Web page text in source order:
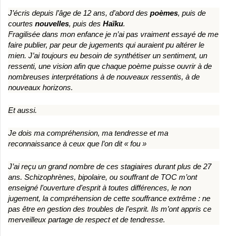
J’écris depuis l’âge de 12 ans, d’abord des poèmes, puis de
courtes nouvelles, puis des Haïku.
Fragilisée dans mon enfance je n’ai pas vraiment essayé de me
faire publier, par peur de jugements qui auraient pu altérer le
mien. J’ai toujours eu besoin de synthétiser un sentiment, un
ressenti, une vision afin que chaque poème puisse ouvrir à de
nombreuses interprétations à de nouveaux ressentis, à de
nouveaux horizons.
Et aussi.
Je dois ma compréhension, ma tendresse et ma
reconnaissance à ceux que l’on dit « fou »
J’ai reçu un grand nombre de ces stagiaires durant plus de 27
ans. Schizophrènes, bipolaire, ou souffrant de TOC m’ont
enseigné l’ouverture d’esprit à toutes différences, le non
jugement, la compréhension de cette souffrance extrême : ne
pas être en gestion des troubles de l’esprit. Ils m’ont appris ce
merveilleux partage de respect et de tendresse.